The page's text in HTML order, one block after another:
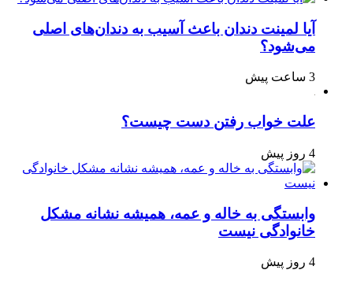
آیا لمینت دندان باعث آسیب به دندان‌های اصلی
می‌شود؟
3 ساعت پیش
علت خواب رفتن دست چیست؟
4 روز پیش
وابستگی به خاله و عمه، همیشه نشانه مشکل
خانوادگی نیست
4 روز پیش